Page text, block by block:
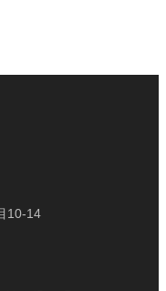
14